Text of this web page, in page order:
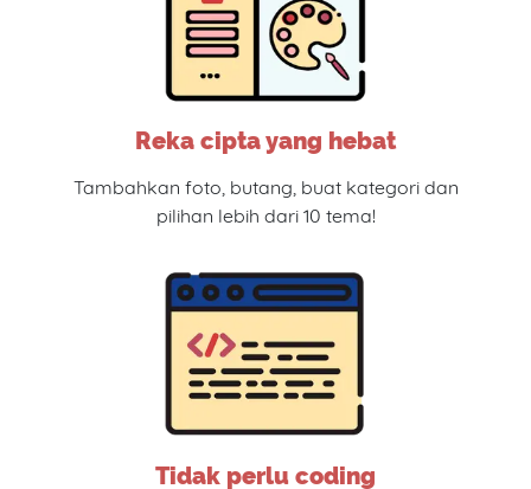
Reka cipta yang hebat
Tambahkan foto, butang, buat kategori dan
pilihan lebih dari 10 tema!
Tidak perlu coding